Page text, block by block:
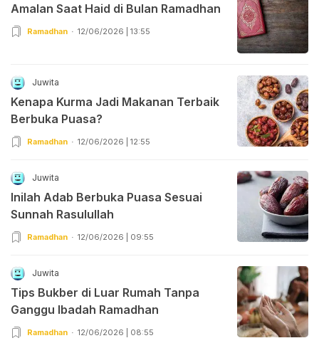
Amalan Saat Haid di Bulan Ramadhan
Ramadhan 12/06/2026 | 13:55
Juwita
Kenapa Kurma Jadi Makanan Terbaik
Berbuka Puasa?
Ramadhan 12/06/2026 | 12:55
Juwita
Inilah Adab Berbuka Puasa Sesuai
Sunnah Rasulullah
Ramadhan 12/06/2026 | 09:55
Juwita
Tips Bukber di Luar Rumah Tanpa
Ganggu Ibadah Ramadhan
Ramadhan 12/06/2026 | 08:55